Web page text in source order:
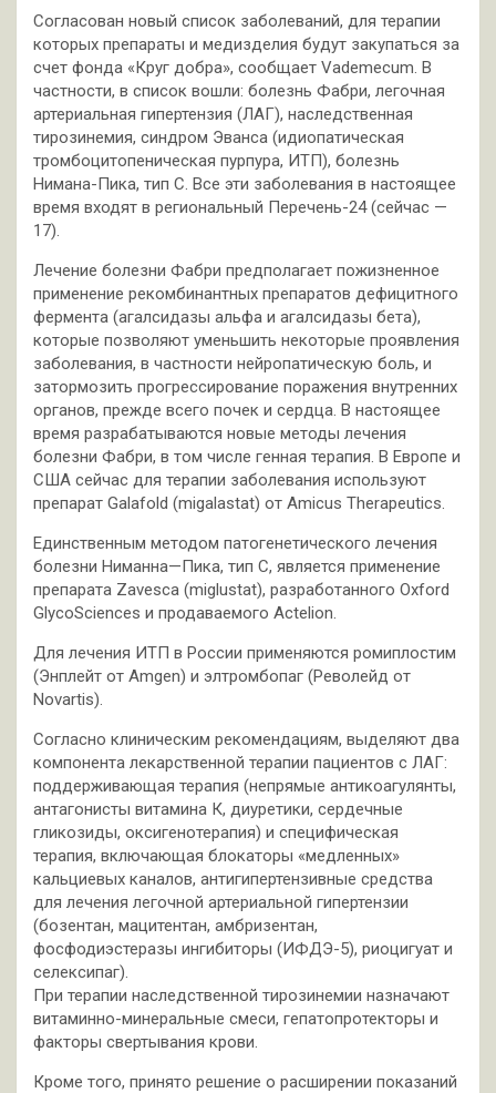
Согласован новый список заболеваний, для терапии
которых препараты и медизделия будут закупаться за
счет фонда «Круг добра», сообщает Vademecum. В
частности, в список вошли: болезнь Фабри, легочная
артериальная гипертензия (ЛАГ), наследственная
тирозинемия, синдром Эванса (идиопатическая
тромбоцитопеническая пурпура, ИТП), болезнь
Нимана-Пика, тип C. Все эти заболевания в настоящее
время входят в региональный Перечень-24 (сейчас —
17).
Лечение болезни Фабри предполагает пожизненное
применение рекомбинантных препаратов дефицитного
фермента (агалсидазы альфа и агалсидазы бета),
которые позволяют уменьшить некоторые проявления
заболевания, в частности нейропатическую боль, и
затормозить прогрессирование поражения внутренних
органов, прежде всего почек и сердца. В настоящее
время разрабатываются новые методы лечения
болезни Фабри, в том числе генная терапия. В Европе и
США сейчас для терапии заболевания используют
препарат Galafold (migalastat) от Amicus Therapeutics.
Единственным методом патогенетического лечения
болезни Ниманна—Пика, тип C, является применение
препарата Zavesca (miglustat), разработанного Oxford
GlycoSciences и продаваемого Actelion.
Для лечения ИТП в России применяются ромиплостим
(Энплейт от Amgen) и элтромбопаг (Револейд от
Novartis).
Согласно клиническим рекомендациям, выделяют два
компонента лекарственной терапии пациентов с ЛАГ:
поддерживающая терапия (непрямые антикоагулянты,
антагонисты витамина К, диуретики, сердечные
гликозиды, оксигенотерапия) и специфическая
терапия, включающая блокаторы «медленных»
кальциевых каналов, антигипертензивные средства
для лечения легочной артериальной гипертензии
(бозентан, мацитентан, амбризентан,
фосфодиэстеразы ингибиторы (ИФДЭ-5), риоцигуат и
селексипаг).
При терапии наследственной тирозинемии назначают
витаминно-минеральные смеси, гепатопротекторы и
факторы свертывания крови.
Кроме того, принято решение о расширении показаний